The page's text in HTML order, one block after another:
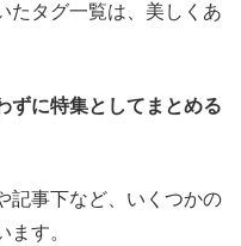
たタグ一覧は、美しくあ
ずに特集としてまとめる
記事下など、いくつかの
す。